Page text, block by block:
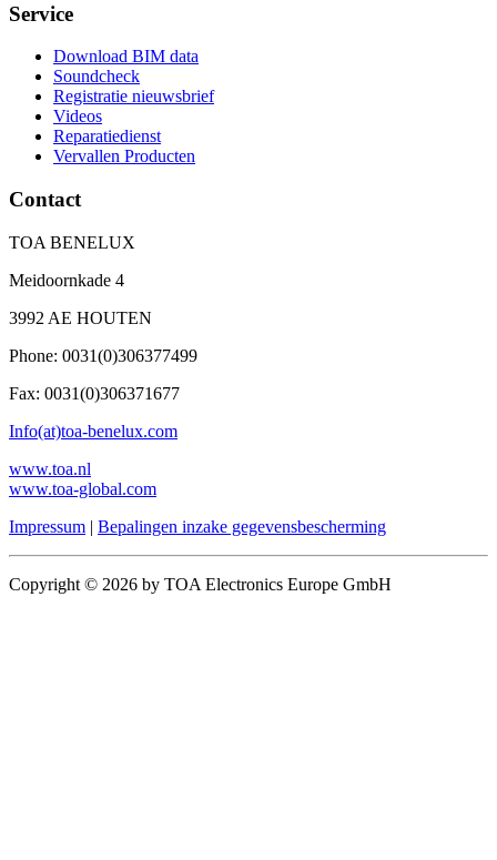
Service
Download BIM data
Soundcheck
Registratie nieuwsbrief
Videos
Reparatiedienst
Vervallen Producten
Contact
TOA BENELUX
Meidoornkade 4
3992 AE HOUTEN
Phone: 0031(0)306377499
Fax: 0031(0)306371677
Info(at)toa-benelux.com
www.toa.nl
www.toa-global.com
Impressum | Bepalingen inzake gegevensbescherming
Copyright © 2026 by TOA Electronics Europe GmbH